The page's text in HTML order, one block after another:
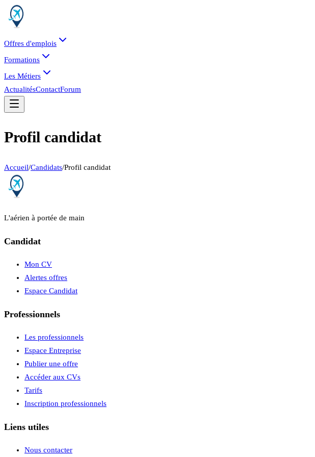
Offres d'emplois
Formations
Les Métiers
ActualitésContactForum
Profil candidat
Accueil/Candidats/Profil candidat
L'aérien à portée de main
Candidat
Mon CV
Alertes offres
Espace Candidat
Professionnels
Les professionnels
Espace Entreprise
Publier une offre
Accéder aux CVs
Tarifs
Inscription professionnels
Liens utiles
Nous contacter